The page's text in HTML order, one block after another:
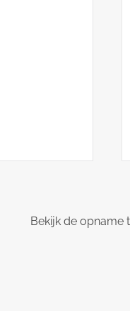
Bekijk de opname